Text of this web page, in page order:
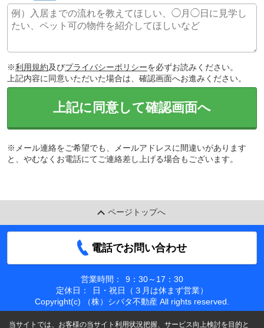
※利用規約及びプライバシーポリシーを必ずお読みください。
上記内容に同意いただいた場合は、確認画面へお進みください。
上記に同意して確認画面へ
※メール連絡をご希望でも、メールアドレスに間違いがあります
と、やむなくお電話にてご連絡差し上げる場合もございます。
ページトップへ
電話でお問い合わせ
営業時間：
9：30～17：30
定休日：
日・祝日（３月は休まず営業）
Copyright(c) （株）シバタ不動産 All rights reserved.
当サイトでは、お客様の当サイト利用状況把握、サービス向上検討を目的と